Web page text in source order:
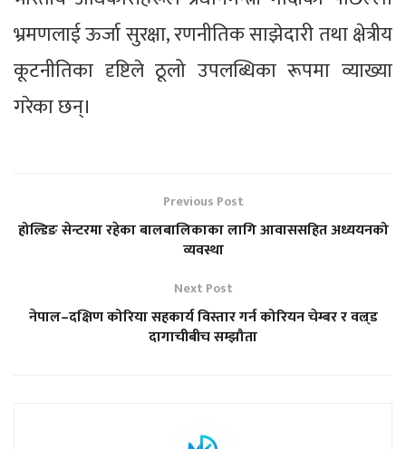
भ्रमणलाई ऊर्जा सुरक्षा, रणनीतिक साझेदारी तथा क्षेत्रीय
कूटनीतिका दृष्टिले ठूलो उपलब्धिका रूपमा व्याख्या
गरेका छन्।
Previous Post
होल्डिङ सेन्टरमा रहेका बालबालिकाका लागि आवाससहित अध्ययनको
व्यवस्था
Next Post
नेपाल–दक्षिण कोरिया सहकार्य विस्तार गर्न कोरियन चेम्बर र वल्र्ड
दागाचीबीच सम्झौता